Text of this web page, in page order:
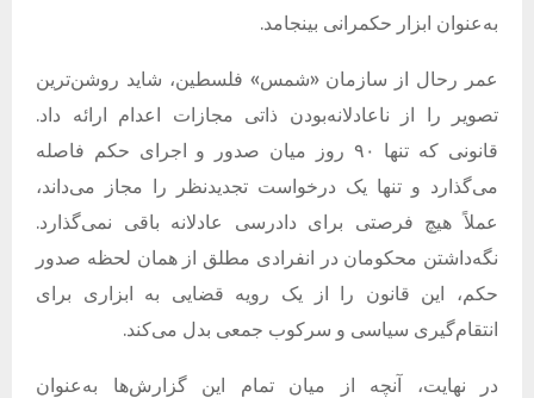
به‌عنوان ابزار حکمرانی بینجامد.
عمر رحال از سازمان «شمس» فلسطین، شاید روشن‌ترین
تصویر را از ناعادلانه‌بودن ذاتی مجازات اعدام ارائه داد.
قانونی که تنها ۹۰ روز میان صدور و اجرای حکم فاصله
می‌گذارد و تنها یک درخواست تجدیدنظر را مجاز می‌داند،
عملاً هیچ فرصتی برای دادرسی عادلانه باقی نمی‌گذارد.
نگه‌داشتن محکومان در انفرادی مطلق از همان لحظه صدور
حکم، این قانون را از یک رویه قضایی به ابزاری برای
انتقام‌گیری سیاسی و سرکوب جمعی بدل می‌کند.
در نهایت، آنچه از میان تمام این گزارش‌ها به‌عنوان